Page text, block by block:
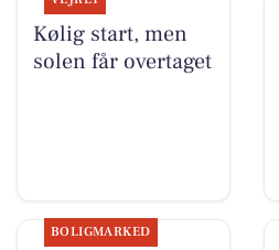
Kølig start, men
solen får overtaget
BOLIGMARKED